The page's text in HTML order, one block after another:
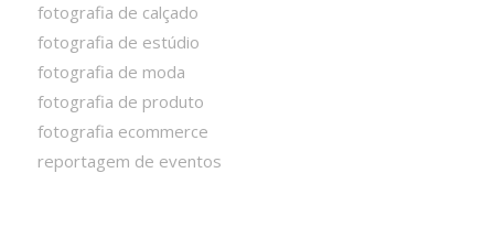
fotografia de calçado
fotografia de estúdio
fotografia de moda
fotografia de produto
fotografia ecommerce
reportagem de eventos